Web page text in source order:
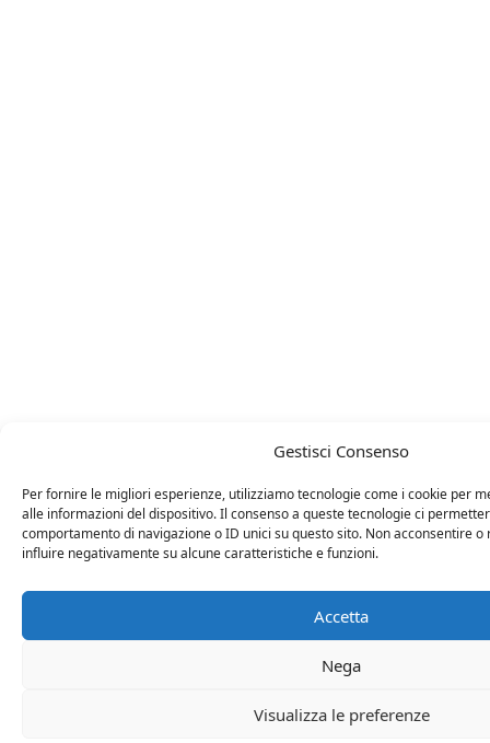
Gestisci Consenso
Per fornire le migliori esperienze, utilizziamo tecnologie come i cookie per
alle informazioni del dispositivo. Il consenso a queste tecnologie ci
comportamento di navigazione o ID unici su questo sito. Non acconsentire
influire negativamente su alcune caratteristiche e funzioni.
Accetta
Nega
Visualizza le preferenze